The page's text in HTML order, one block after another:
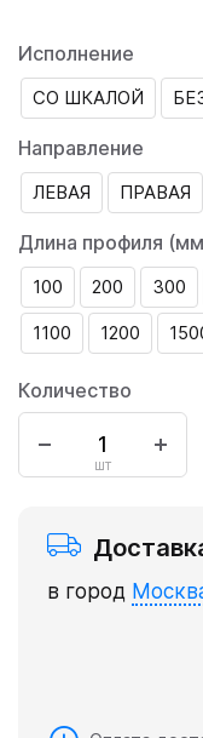
Исполнение
СО ШКАЛОЙ
Направление
ЛЕВАЯ ПРАВАЯ
Длина профиля
100 200 300
1100
1200
Количество
шт
в город